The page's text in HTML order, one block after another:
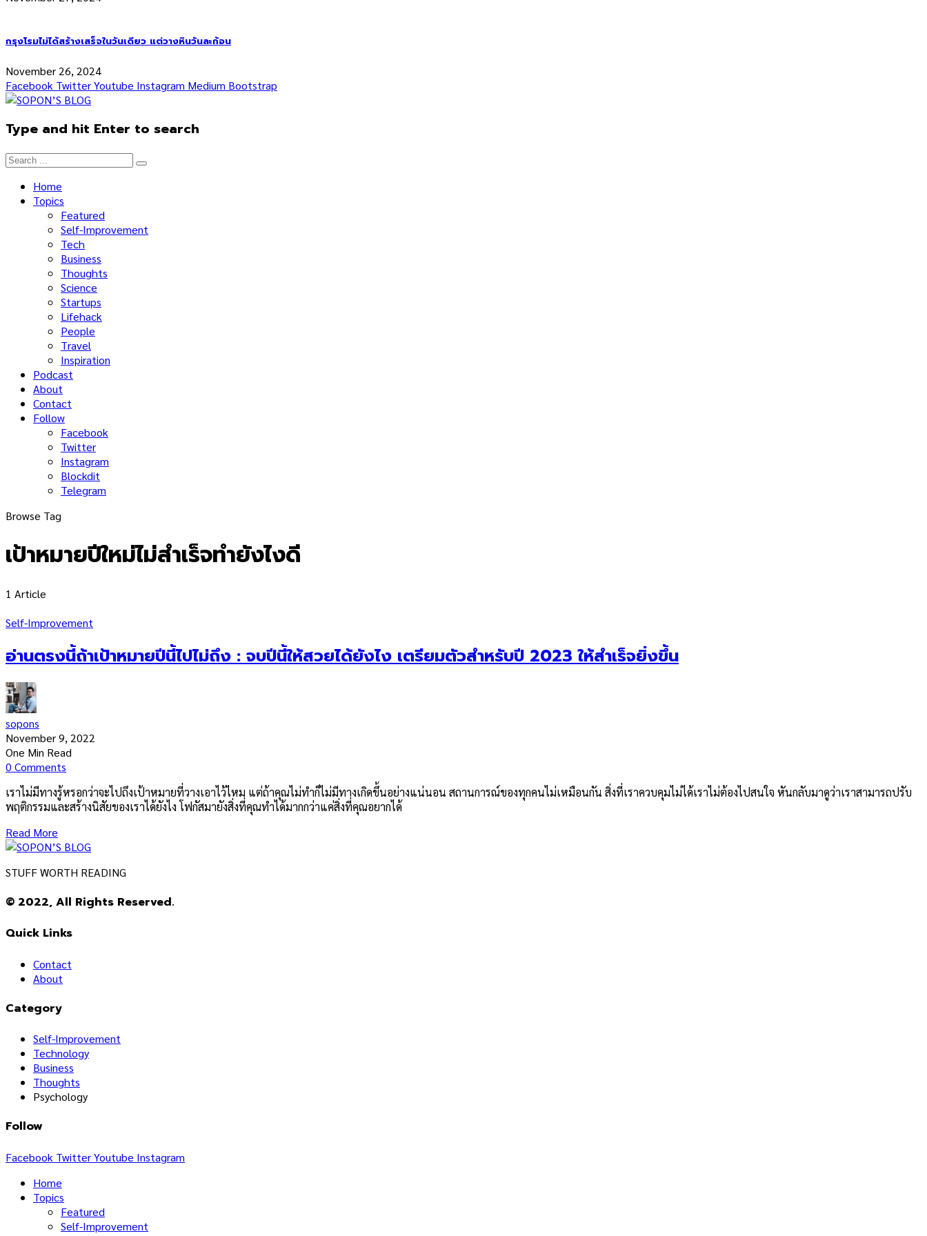
กรุงโรมไม่ได้สร้างเสร็จในวันเดียว แต่วางหินวันละก้อน
November 26, 2024
Facebook TwitterYoutube Instagram Medium Bootstrap
Type and hit Enter to search
Home
Topics
Featured
Self-Improvement
Tech
Business
Thoughts
Science
Startups
Lifehack
People
Travel
Inspiration
Podcast
About
Contact
Follow
Facebook
Twitter
Instagram
Blockdit
Telegram
Browse Tag
เป้าหมายปีใหม่ไม่สำเร็จทำยังไงดี
1 Article
Self-Improvement
อ่านตรงนี้ถ้าเป้าหมายปีนี้ไปไม่ถึง : จบปีนี้ให้สวยได้ยังไง เตรียมตัวสำหรับปี 2023 ให้สำเร็จยิ่งขึ้น
sopons
November 9, 2022
One Min Read
0 Comments
เราไม่มีทางรู้หรอกว่าจะไปถึงเป้าหมายที่วางเอาไว้ไหม แต่ถ้าคุณไม่ทำก็ไม่มีทางเกิดขึ้นอย่างแน่นอน สถานการณ์ของทุกคนไม่เหมือนกัน สิ่งที่เราควบคุมไม่ได้เราไม่ต้องไปสนใจ หันกลับมาดูว่าเราสามารถปรับ
พฤติกรรมและสร้างนิสัยของเราได้ยังไง โฟกัสมายังสิ่งที่คุณทำได้มากกว่าแค่สิ่งที่คุณอยากได้
Read More
STUFF WORTH READING
© 2022, All Rights Reserved.
Quick Links
Contact
About
Category
Self-Improvement
Technology
Business
Thoughts
Psychology
Follow
Facebook TwitterYoutube Instagram
Home
Topics
Featured
Self-Improvement